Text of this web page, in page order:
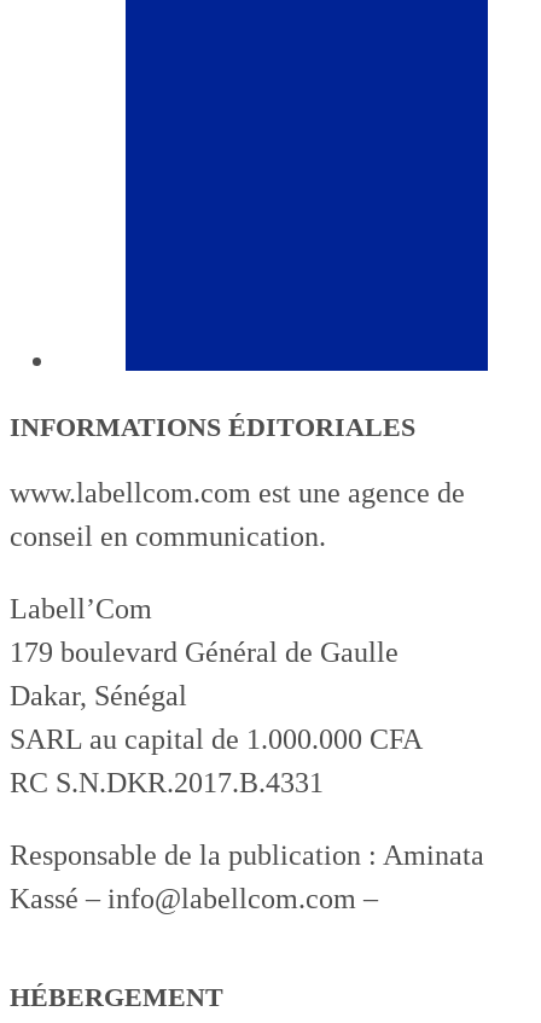
INFORMATIONS ÉDITORIALES
www.labellcom.com est une agence de
conseil en communication.
Labell’Com
179 boulevard Général de Gaulle
Dakar, Sénégal
SARL au capital de 1.000.000 CFA
RC S.N.DKR.2017.B.4331
Responsable de la publication : Aminata
Kassé – info@labellcom.com –
HÉBERGEMENT